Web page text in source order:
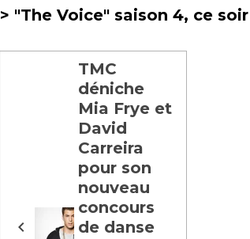
> "The Voice" saison 4, ce soir
TMC
déniche
Mia Frye et
David
Carreira
pour son
nouveau
concours
de danse